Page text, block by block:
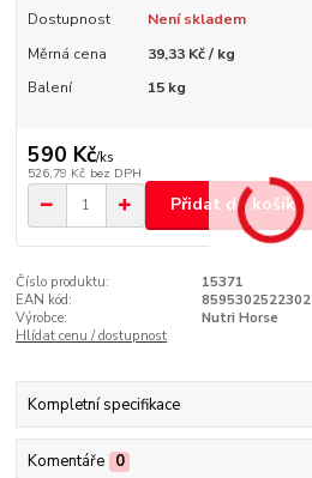
Dostupnost
Není skladem
Měrná cena
39,33 Kč / kg
Balení
15 kg
590 Kč/ks
526,79 Kč bez DPH
Přidat do košíku
Číslo produktu:
15371
EAN kód:
8595302522302
Výrobce:
Nutri Horse
Hlídat cenu / dostupnost
Kompletní specifikace
Komentáře 0